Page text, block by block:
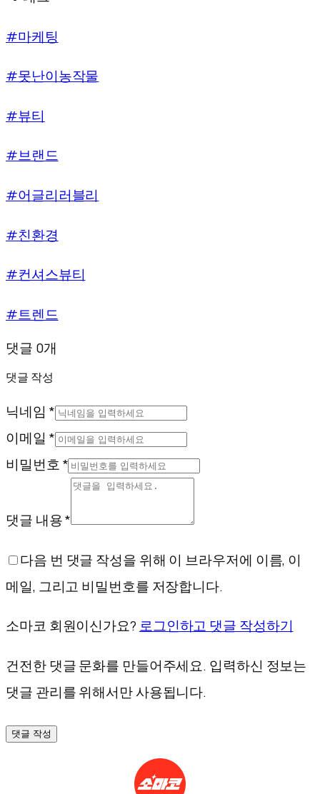
#마케팅
#못난이농작물
#뷰티
#브랜드
#어글리러블리
#친환경
#컨셔스뷰티
#트렌드
댓글 0개
댓글 작성
닉네임 *
이메일 *
비밀번호 *
댓글 내용 *
다음 번 댓글 작성을 위해 이 브라우저에 이름, 이
메일, 그리고 비밀번호를 저장합니다.
소마코 회원이신가요? 로그인하고 댓글 작성하기
건전한 댓글 문화를 만들어주세요. 입력하신 정보는
댓글 관리를 위해서만 사용됩니다.
댓글 작성